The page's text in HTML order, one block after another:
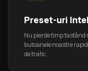
Preset-uri
Nu pierde timp tastând
butoanele noastre
de trafic.